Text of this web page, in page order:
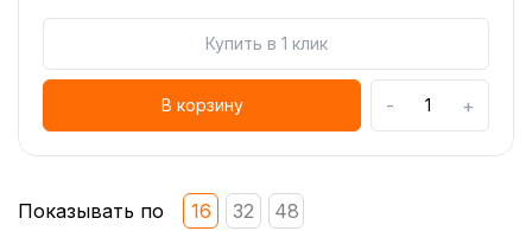
Купить в 1 клик
В корзину - +
Показывать по 16 32 48